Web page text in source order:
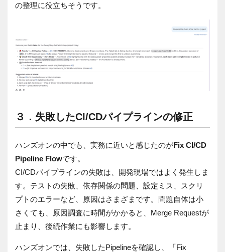
の整理に役立ちそうです。
３． 失敗したCI/CDパイプラインの修正
ハンズオンの中でも、実務に近いと感じたのがFix CI/CD
Pipeline Flowです。
CI/CDパイプラインの失敗は、開発現場ではよく発生しま
す。テストの失敗、依存関係の問題、設定ミス、スクリ
プトのエラーなど、原因はさまざまです。問題自体は小
さくても、原因調査に時間がかかると、Merge Requestが
止まり、後続作業にも影響します。
ハンズオンでは、失敗したPipelineを確認し、「Fix